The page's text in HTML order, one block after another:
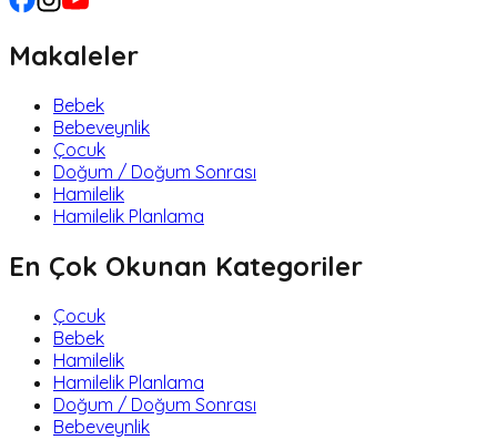
Makaleler
Bebek
Bebeveynlik
Çocuk
Doğum / Doğum Sonrası
Hamilelik
Hamilelik Planlama
En Çok Okunan Kategoriler
Çocuk
Bebek
Hamilelik
Hamilelik Planlama
Doğum / Doğum Sonrası
Bebeveynlik